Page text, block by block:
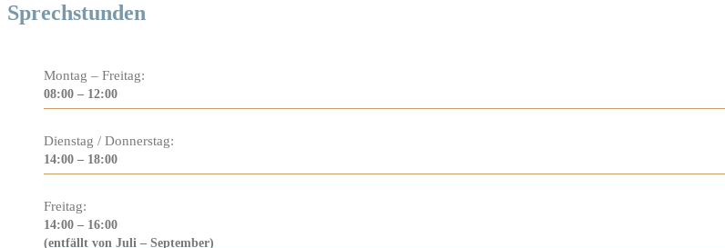
Sprechstunden
Montag – Freitag:
08:00 – 12:00
Dienstag / Donnerstag:
14:00 – 18:00
Freitag:
14:00 – 16:00
(entfällt von Juli – September)